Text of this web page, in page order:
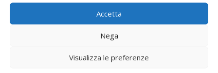
Accetta
Nega
Visualizza le preferenze
2 Maggio 2026 Auto usate